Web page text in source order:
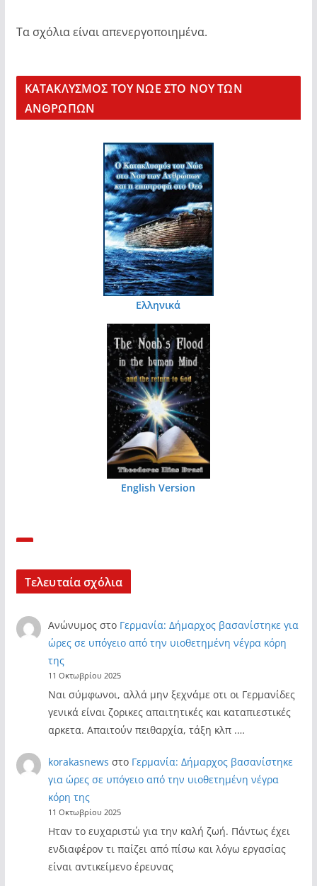
Τα σχόλια είναι απενεργοποιημένα.
KΑΤΑΚΛΥΣΜΟΣ ΤΟΥ ΝΩΕ ΣΤΟ ΝΟΥ ΤΩΝ
ΑΝΘΡΩΠΩΝ
Ελληνικά
English Version
Τελευταία σχόλια
Ανώνυμος στο Γερμανία: Δήμαρχος βασανίστηκε για
ώρες σε υπόγειο από την υιοθετημένη νέγρα κόρη
της
11 Οκτωβρίου 2025
Ναι σύμφωνοι, αλλά μην ξεχνάμε οτι οι Γερμανίδες
γενικά είναι ζορικες απαιτητικές και καταπιεστικές
αρκετα. Απαιτούν πειθαρχία, τάξη κλπ .…
korakasnews στο Γερμανία: Δήμαρχος βασανίστηκε
για ώρες σε υπόγειο από την υιοθετημένη νέγρα
κόρη της
11 Οκτωβρίου 2025
Ηταν το ευχαριστώ για την καλή ζωή. Πάντως έχει
ενδιαφέρον τι παίζει από πίσω και λόγω εργασίας
είναι αντικείμενο έρευνας